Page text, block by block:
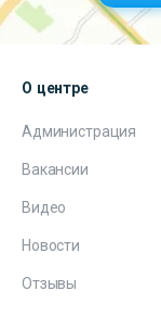
О центре
Администрация
Вакансии
Видео
Новости
Отзывы